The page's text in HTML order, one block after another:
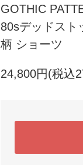
GOTHIC
80sデッドスト
柄 ショーツ
24,800円(税込